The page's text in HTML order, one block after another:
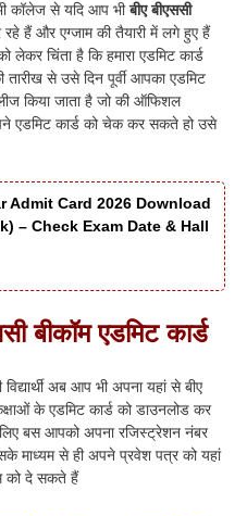
भी कॉलेज से यदि आप भीबीए बीएससी
हैं और एग्जाम की तैयारी में लगे हुए हैं
चिंता है कि हमारा एडमिट कार्ड
से उसे दिन पूर्वी आपका एडमिट
किया जाता है जो की ऑफिशल
एडमिट कार्ड को चेक कर सकते हो उसे
Admit Card 2026 Download
– Check Exam Date & Hall
बीकॉम एडमिट कार्ड
अब आप भी अपना यहां से बीए
के एडमिट कार्ड को डाउनलोड कर
बस आपको अपना रजिस्ट्रेशन नंबर
माध्यम से ही अपने प्रवेश पत्र को यहां
को दे सकते हैं